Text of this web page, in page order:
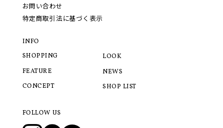
お問い合わせ
特定商取引法に基づく表示
INFO
SHOPPING
FEATURE
CONCEPT
LOOK
NEWS
SHOP LIST
FOLLOW US